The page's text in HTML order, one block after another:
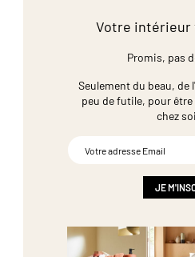
Votre intérieur
Promis, pas
Seulement du beau, de
peu de futile, pour
chez
JE